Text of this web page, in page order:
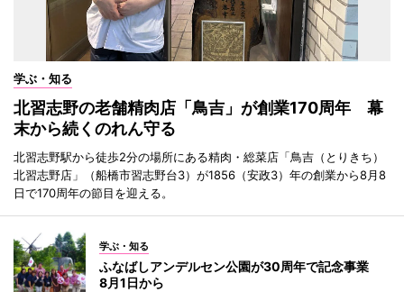
学ぶ・知る
北習志野の老舗精肉店「鳥吉」が創業170周年 幕
末から続くのれん守る
北習志野駅から徒歩2分の場所にある精肉・総菜店「鳥吉（とりきち）
北習志野店」（船橋市習志野台3）が1856（安政3）年の創業から8月8
日で170周年の節目を迎える。
学ぶ・知る
ふなばしアンデルセン公園が30周年で記念事業
8月1日から